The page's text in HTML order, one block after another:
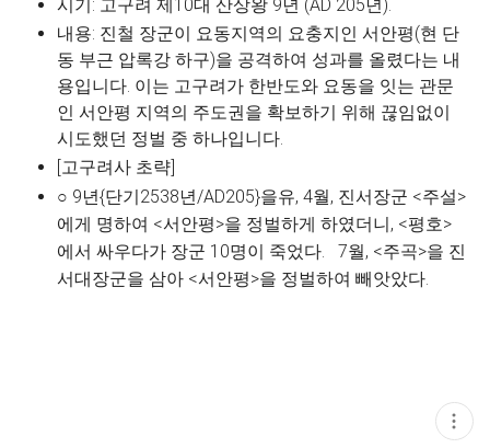
시기: 고구려 제10대 산상왕 9년 (AD 205년).
내용: 진철 장군이 요동지역의 요충지인 서안평(현 단
동 부근 압록강 하구)을 공격하여 성과를 올렸다는 내
용입니다. 이는 고구려가 한반도와 요동을 잇는 관문
인 서안평 지역의 주도권을 확보하기 위해 끊임없이
시도했던 정벌 중 하나입니다.
[고구려사 초략]
○ 9년{단기2538년/AD205}을유, 4월, 진서장군 <주설>
에게 명하여 <서안평>을 정벌하게 하였더니, <평호>
에서 싸우다가 장군 10명이 죽었다. 7월, <주곡>을 진
서대장군을 삼아 <서안평>을 정벌하여 빼앗았다.
현
재